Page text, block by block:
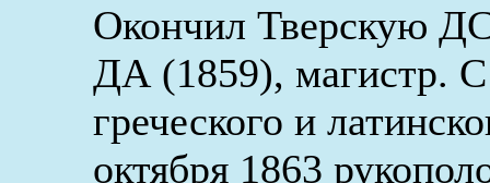
Окончил Тверскую
ДА (1859), магистр. С
греческого и
октября 1863